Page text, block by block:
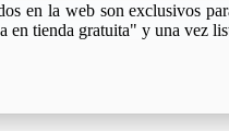
en la web son exclusivos
en tienda gratuita" y una vez